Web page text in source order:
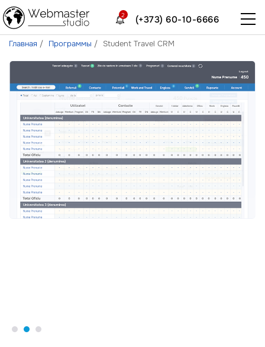
(+373) 60-10-6666
2
Главная Программы Student Travel CRM